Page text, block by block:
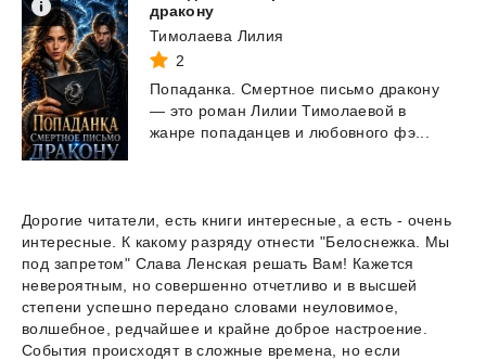
дракону
Тимолаева Лилия
2
Попаданка.
Смертное письмо дракону
— это роман Лилии Тимолаевой в
жанре попаданцев и любовного фэ...
Дорогие читатели, есть книги интересные, а есть - очень
интересные. К какому разряду отнести "Белоснежка. Мы
под запретом" Слава Ленская решать Вам! Кажется
невероятным, но совершенно отчетливо и в высшей
степени успешно передано словами неуловимое,
волшебное, редчайшее и крайне доброе настроение.
События происходят в сложные времена, но если